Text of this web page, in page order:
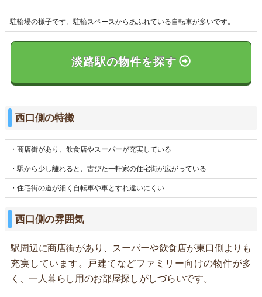
駐輪場の様子です。駐輪スペースからあふれている自転車が多いです。
淡路駅の物件を探す
西口側の特徴
・商店街があり、飲食店やスーパーが充実している
・駅から少し離れると、古びた一軒家の住宅街が広がっている
・住宅街の道が細く自転車や車とすれ違いにくい
西口側の雰囲気
駅周辺に商店街があり、スーパーや飲食店が東口側よりも
充実しています。戸建てなどファミリー向けの物件が多
く、一人暮らし用のお部屋探しがしづらいです。